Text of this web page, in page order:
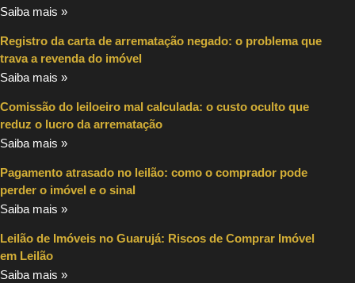
Saiba mais »
Registro da carta de arrematação negado: o problema que
trava a revenda do imóvel
Saiba mais »
Comissão do leiloeiro mal calculada: o custo oculto que
reduz o lucro da arrematação
Saiba mais »
Pagamento atrasado no leilão: como o comprador pode
perder o imóvel e o sinal
Saiba mais »
Leilão de Imóveis no Guarujá: Riscos de Comprar Imóvel
em Leilão
Saiba mais »